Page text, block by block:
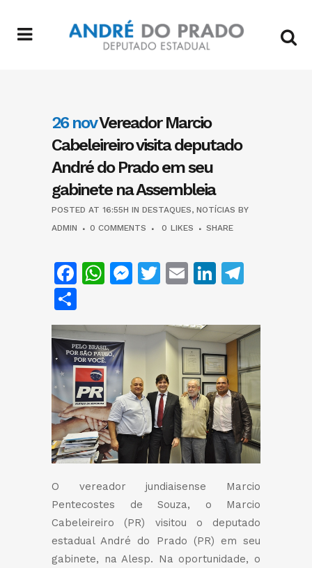
26 novVereador Marcio
Cabeleireiro visita deputado
André do Prado em seu
gabinete na Assembleia
POSTED AT 16:55H IN DESTAQUES, NOTÍCIAS BY
ADMIN
0 COMMENTS 0 LIKES SHARE
Facebook
WhatsApp
Messenger
Twitter
EmailLinkedIn
O vereador jundiaisense Marcio
Pentecostes de Souza, o Marcio
Cabeleireiro (PR) visitou o deputado
estadual André do Prado (PR) em seu
gabinete, na Alesp. Na oportunidade, o